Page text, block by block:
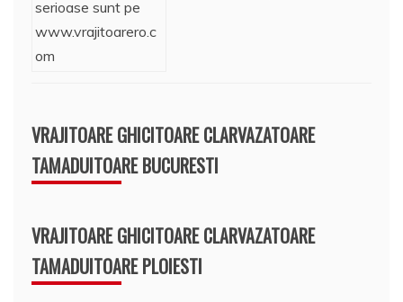
VRAJITOARE GHICITOARE CLARVAZATOARE
TAMADUITOARE BUCURESTI
VRAJITOARE GHICITOARE CLARVAZATOARE
TAMADUITOARE PLOIESTI